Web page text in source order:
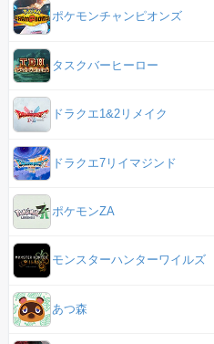
ポケモンチャンピオンズ
タスクバーヒーロー
ドラクエ1&2リメイク
ドラクエ7リイマジンド
ポケモンZA
モンスターハンターワイルズ
あつ森